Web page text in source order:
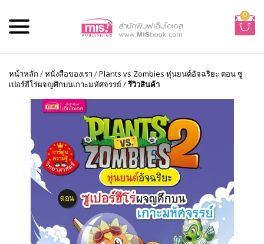
0
หน้าหลัก /หนังสือของเรา /Plants vs Zombies หุ่นยนต์อัจฉริยะ ตอน ซู
เปอร์ฮีโร่ผจญศึกบนเกาะมหัศจรรย์/รีวิวสินค้า